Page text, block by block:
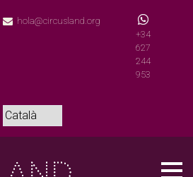
hola@circusland.org
+34
627
244
953